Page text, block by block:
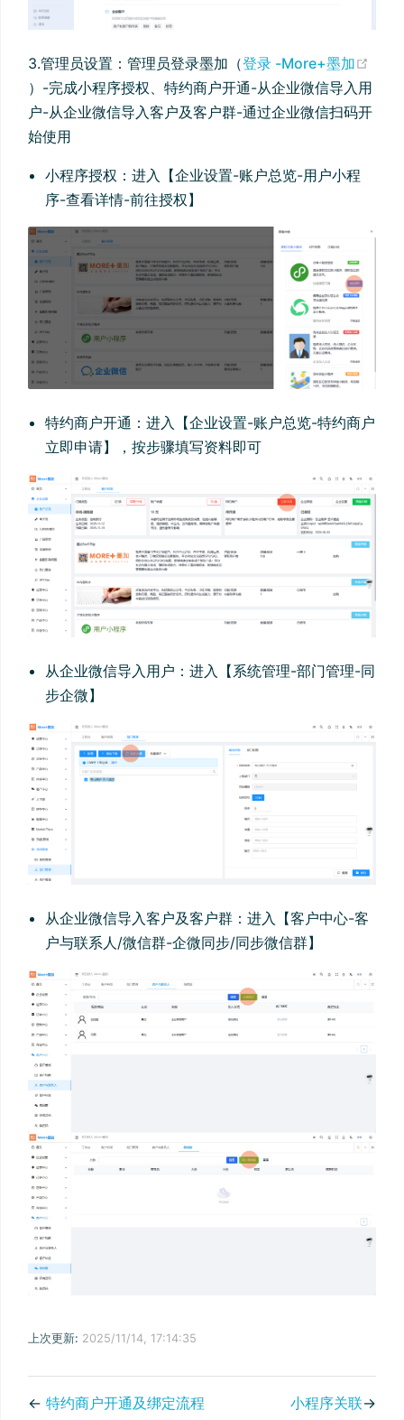
3.管理员设置：管理员登录墨加（登录 -More+墨加
(opens new window)
）-完成小程序授权、特约商户开通-从企业微信导入用
户-从企业微信导入客户及客户群-通过企业微信扫码开
始使用
小程序授权：进入【企业设置-账户总览-用户小程
序-查看详情-前往授权】
特约商户开通：进入【企业设置-账户总览-特约商户
立即申请】，按步骤填写资料即可
从企业微信导入用户：进入【系统管理-部门管理-同
步企微】
从企业微信导入客户及客户群：进入【客户中心-客
户与联系人/微信群-企微同步/同步微信群】
上次更新: 2025/11/14, 17:14:35
← 特约商户开通及绑定流程 小程序关联→